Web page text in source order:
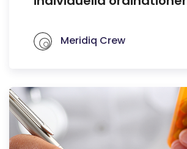
Meridiq Crew